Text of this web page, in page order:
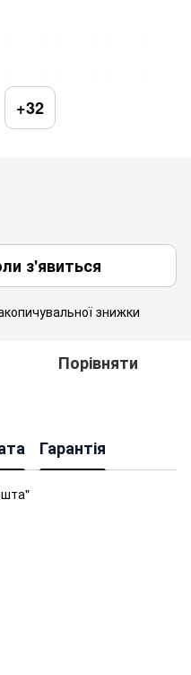
+32
з'явиться
знижки
Порівняти
Гарантія